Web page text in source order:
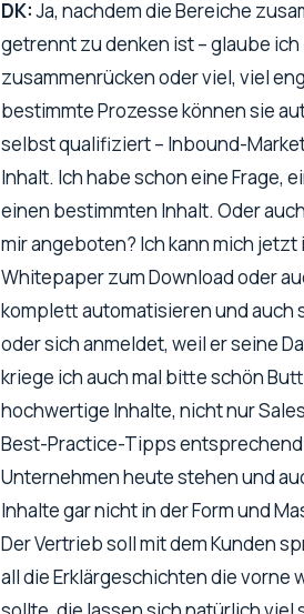
DK: Ja, nachdem die Bereiche
getrennt zu denken ist – glaube
zusammenrücken oder viel, viel
bestimmte Prozesse können sie
selbst qualifiziert – Inbound-
Inhalt. Ich habe schon eine Frage,
einen bestimmten Inhalt. Oder
mir angeboten? Ich kann mich
Whitepaper zum Download oder
komplett automatisieren und auch
oder sich anmeldet, weil er seine
kriege ich auch mal bitte schön
hochwertige Inhalte, nicht nur
Best-Practice-Tipps
Unternehmen heute stehen und
Inhalte gar nicht in der Form und
Der Vertrieb soll mit dem Kunden
all die Erklärgeschichten die vorne